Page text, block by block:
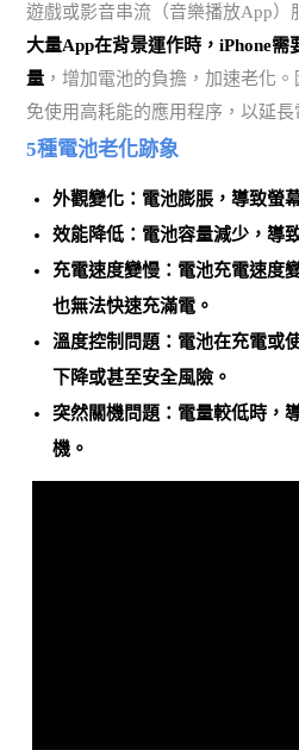
遊戲或影音串流（音樂播放App）
大量App在背景運作時，iPhone
量 ，增加電池的負擔，加速老化
免使用高耗能的應用程序，以延長
5種電池老化跡象
外觀變化： 電池膨脹 ，導致螢
效能降低：電池容量減少，導
充電速度變慢：電池充電速度
也無法快速充滿電 。
溫度控制問題：電池在充電或
下降或甚至安全風險。
突然關機問題：電量較低時，
機 。